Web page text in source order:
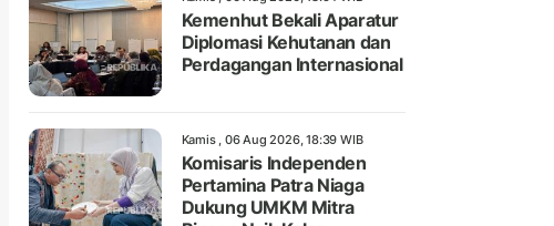
Kemenhut Bekali Aparatur
Diplomasi Kehutanan dan
Perdagangan Internasional
Kamis , 06 Aug 2026, 18:39 WIB
Komisaris Independen
Pertamina Patra Niaga
Dukung UMKM Mitra